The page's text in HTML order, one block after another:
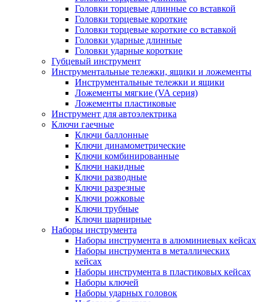
Головки торцевые длинные со вставкой
Головки торцевые короткие
Головки торцевые короткие со вставкой
Головки ударные длинные
Головки ударные короткие
Губцевый инструмент
Инструментальные тележки, ящики и ложементы
Инструментальные тележки и ящики
Ложементы мягкие (VA серия)
Ложементы пластиковые
Инструмент для автоэлектрика
Ключи гаечные
Ключи баллонные
Ключи динамометрические
Ключи комбинированные
Ключи накидные
Ключи разводные
Ключи разрезные
Ключи рожковые
Ключи трубные
Ключи шарнирные
Наборы инструмента
Наборы инструмента в алюминиевых кейсах
Наборы инструмента в металлических
кейсах
Наборы инструмента в пластиковых кейсах
Наборы ключей
Наборы ударных головок